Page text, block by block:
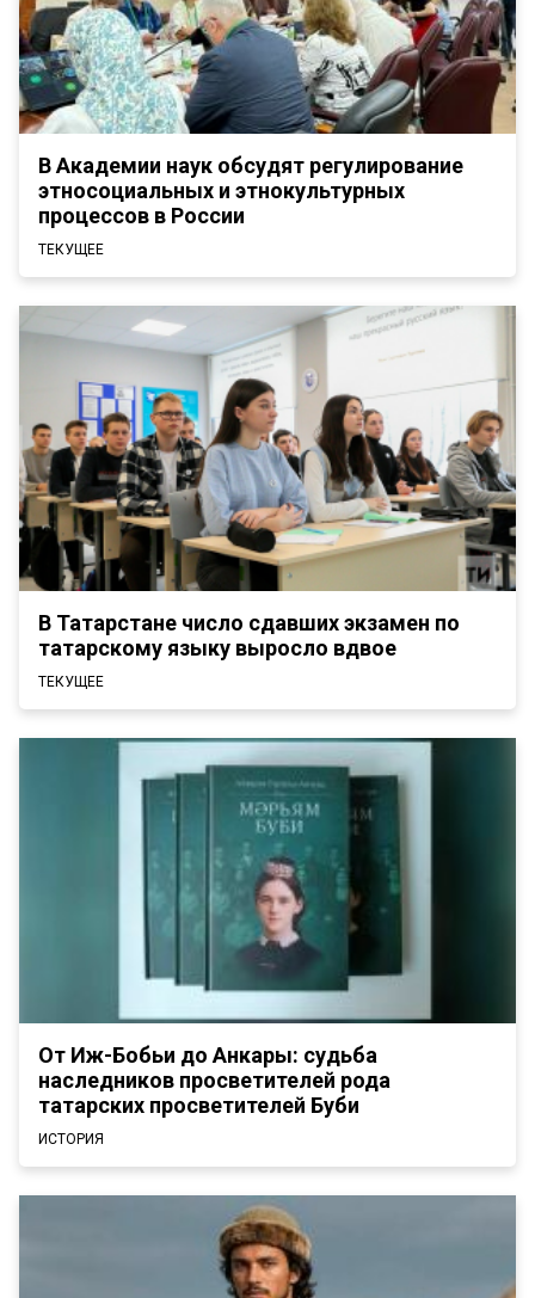
В Академии наук обсудят регулирование
этносоциальных и этнокультурных
процессов в России
ТЕКУЩЕЕ
В Татарстане число сдавших экзамен по
татарскому языку выросло вдвое
ТЕКУЩЕЕ
От Иж-Бобьи до Анкары: судьба
наследников просветителей рода
татарских просветителей Буби
ИСТОРИЯ